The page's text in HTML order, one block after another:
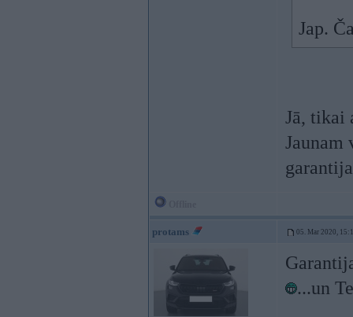
Jap.
Jā, tikai
Jaunam
garantija
protams 05. Mar 2020,
...un